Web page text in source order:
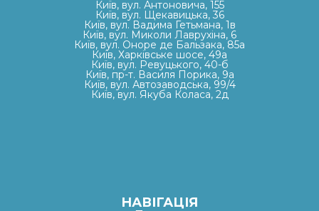
Київ, вул. Антоновича, 155
Київ, вул. Щекавицька, 36
Київ, вул. Вадима Гетьмана, 1в
Київ, вул. Миколи Лаврухіна, 6
Київ, вул. Оноре де Бальзака, 85а
Київ, Харківське шосе, 49а
Київ, вул. Ревуцького, 40-б
Київ, пр-т. Василя Порика, 9а
Київ, вул. Автозаводська, 99/4
Київ, вул. Якуба Коласа, 2д
НАВІГАЦІЯ